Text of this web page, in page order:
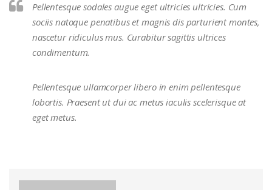
Pellentesque sodales augue eget ultricies ultricies. Cum
sociis natoque penatibus et magnis dis parturient montes,
nascetur ridiculus mus. Curabitur sagittis ultrices
condimentum.
Pellentesque ullamcorper libero in enim pellentesque
lobortis. Praesent ut dui ac metus iaculis scelerisque at
eget metus.